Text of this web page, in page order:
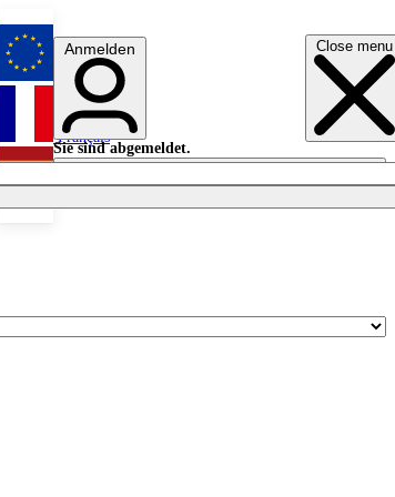
Close menu
English
Français
Anmelden
Sie sind abgemeldet.
Anmelden
Licht aus